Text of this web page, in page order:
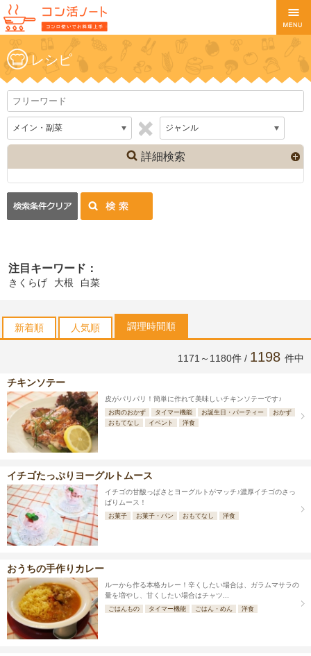
レシピ
詳細検索
注目キーワード：
きくらげ 大根 白菜
新着順 人気順 調理時間順
1171～1180件 / 1198 件中
チキンソテー
皮がパリパリ！簡単に作れて美味しいチキンソテーです♪
お肉のおかず タイマー機能 お誕生日・パーティー
おかず
おもてなし
イベント 洋食
イチゴたっぷりヨーグルトムース
イチゴの甘酸っぱさとヨーグルトがマッチ♪濃厚イチゴのさっ
ぱりムース！
お菓子 お菓子・パン おもてなし 洋食
おうちの手作りカレー
ルーから作る本格カレー！辛くしたい場合は、ガラムマサラの
量を増やし、甘くしたい場合はチャツ...
ごはんもの タイマー機能 ごはん・めん 洋食